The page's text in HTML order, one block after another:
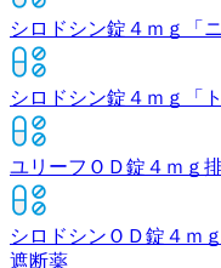
シロドシン錠４ｍｇ「ニ
シロドシン錠４ｍｇ「ト
ユリーフＯＤ錠４ｍｇ
シロドシンＯＤ錠４ｍ
遮断薬